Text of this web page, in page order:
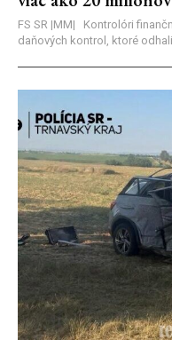
FS SR |MM| Kontrolóri
daňových kontrol, ktoré